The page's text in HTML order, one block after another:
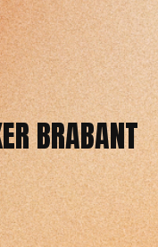
BRABANT